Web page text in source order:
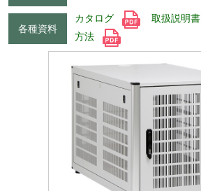
各種資料
カタログ 取扱説明書
方法